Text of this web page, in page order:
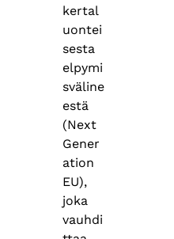
kertal
uontei
sesta
elpymi
sväline
estä
(Next
Gener
ation
EU),
joka
vauhdi